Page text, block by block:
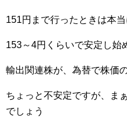
151円まで行ったときは本
153～4円くらいで安定し始
輸出関連株が、為替で株価
ちょっと不安定ですが、ま
でしょう